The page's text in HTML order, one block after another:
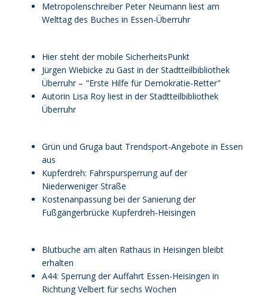
Metropolenschreiber Peter Neumann liest am
Welttag des Buches in Essen-Überruhr
Hier steht der mobile SicherheitsPunkt
Jürgen Wiebicke zu Gast in der Stadtteilbibliothek
Überruhr – "Erste Hilfe für Demokratie-Retter"
Autorin Lisa Roy liest in der Stadtteilbibliothek
Überruhr
Grün und Gruga baut Trendsport-Angebote in Essen
aus
Kupferdreh: Fahrspursperrung auf der
Niederweniger Straße
Kostenanpassung bei der Sanierung der
Fußgängerbrücke Kupferdreh-Heisingen
Blutbuche am alten Rathaus in Heisingen bleibt
erhalten
A44: Sperrung der Auffahrt Essen-Heisingen in
Richtung Velbert für sechs Wochen